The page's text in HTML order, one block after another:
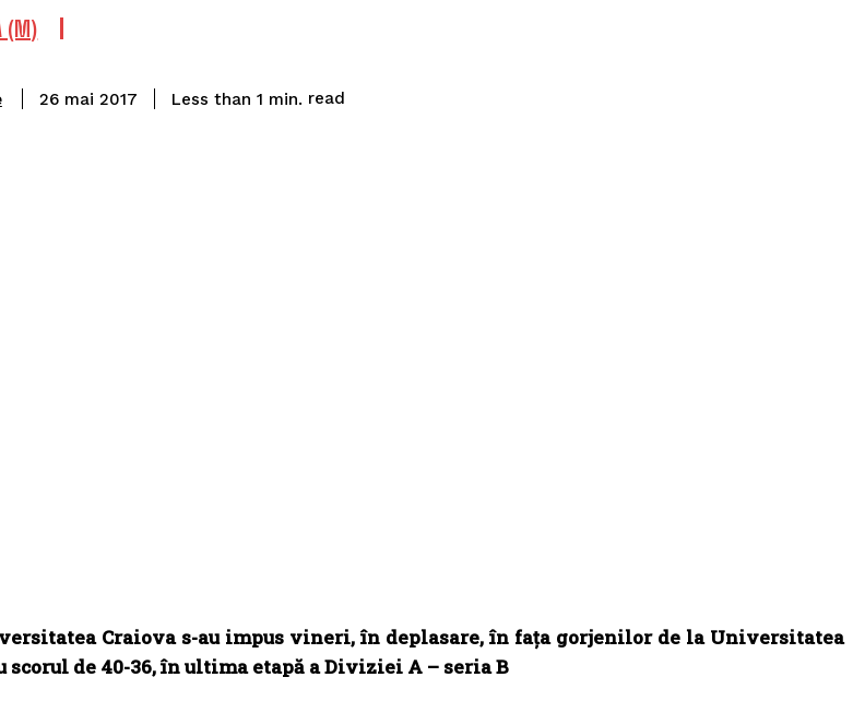
(M)
26 mai 2017 Less than 1 min. read
Craiova s-au impus vineri, în deplasare, în faţa gorjenilor de la Universitatea
scorul de 40-36, în ultima etapă a Diviziei A – seria B